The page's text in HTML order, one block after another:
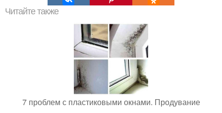
Читайте также
7 проблем с пластиковыми окнами. Продувание